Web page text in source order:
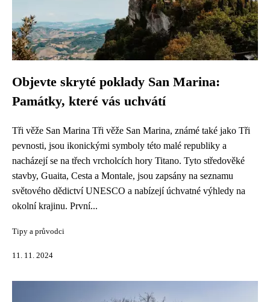
Objevte skryté poklady San Marina:
Památky, které vás uchvátí
Tři věže San Marina Tři věže San Marina, známé také jako Tři
pevnosti, jsou ikonickými symboly této malé republiky a
nacházejí se na třech vrcholcích hory Titano. Tyto středověké
stavby, Guaita, Cesta a Montale, jsou zapsány na seznamu
světového dědictví UNESCO a nabízejí úchvatné výhledy na
okolní krajinu. První...
Tipy a průvodci
11. 11. 2024